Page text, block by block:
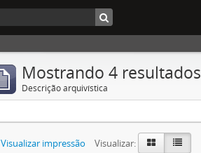
Mostrando 4 resultados
Descrição arquivística
Visualizar impressão Visualizar: